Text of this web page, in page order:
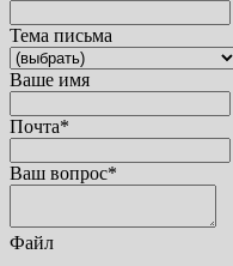
Тема письма
Ваше имя
Почта*
Ваш вопрос*
Файл